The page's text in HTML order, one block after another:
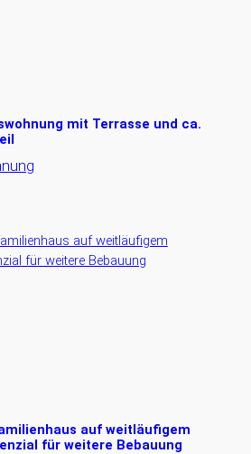
mit Terrasse und ca.
auf weitläufigem
für weitere Bebauung